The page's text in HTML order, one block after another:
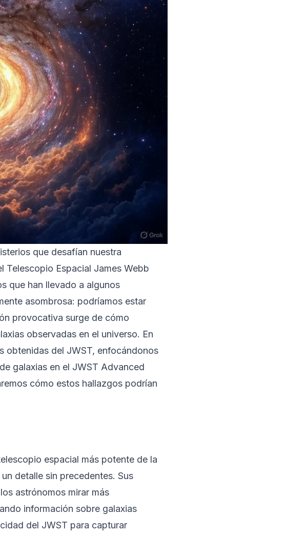
que desafían nuestra
Telescopio Espacial James Webb
que han llevado a algunos
asombrosa: podríamos estar
provocativa surge de cómo
observadas en el universo. En
obtenidas del JWST, enfocándonos
galaxias en el JWST Advanced
cómo estos hallazgos podrían
espacial más potente de la
detalle sin precedentes. Sus
astrónomos mirar más
información sobre galaxias
del JWST para capturar